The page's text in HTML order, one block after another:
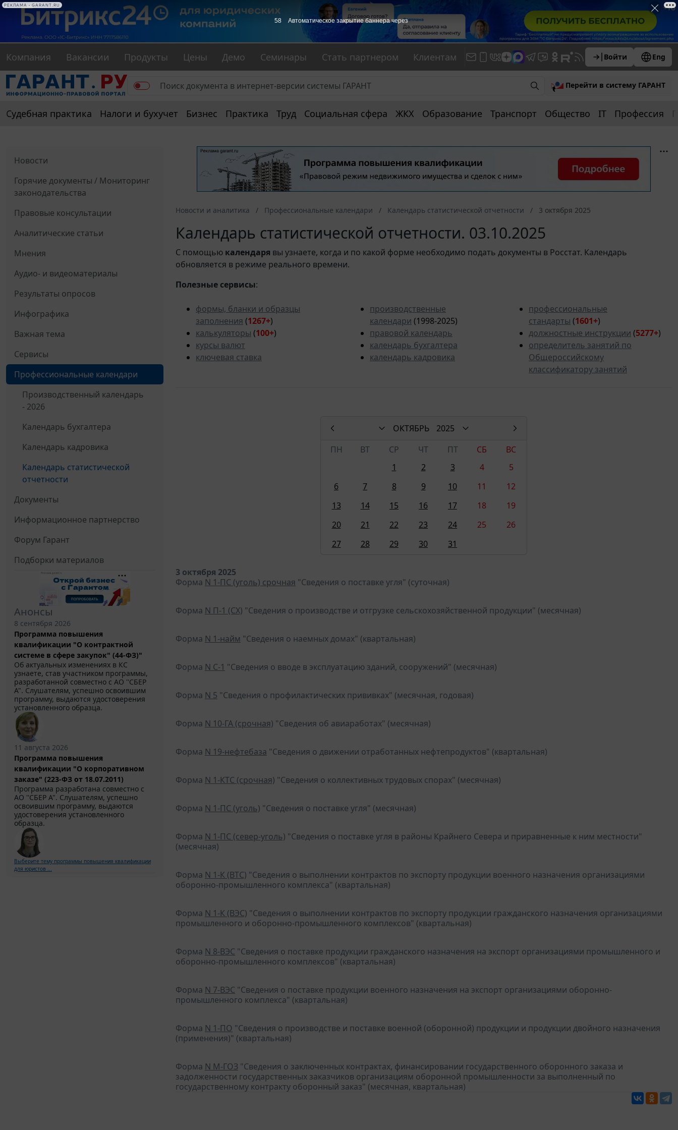
Компания Вакансии Продукты Цены Демо Семинары Стать партнером Клиентам Войти Eng
Перейти в систему ГАРАНТ
Судебная практика Налоги и бухучет Бизнес Практика Труд Социальная сфера ЖКХ Образование Транспорт Общество IT Профессия
Новости
Горячие документы / Мониторинг
законодательства
Правовые консультации
Аналитические статьи
Мнения
Аудио- и видеоматериалы
Результаты опросов
Инфографика
Важная тема
Сервисы
Профессиональные календари
Производственный календарь
- 2026
Календарь бухгалтера
Календарь кадровика
Календарь статистической
отчетности
Документы
Информационное партнерство
Форум Гарант
Подборки материалов
Анонсы
8 сентября 2026
Программа повышения
квалификации "О контрактной
системе в сфере закупок" (44-ФЗ)"
Об актуальных изменениях в КС
узнаете, став участником программы,
разработанной совместно с АО ''СБЕР
А". Слушателям, успешно освоившим
программу, выдаются удостоверения
установленного образца.
11 августа 2026
Программа повышения
квалификации "О корпоративном
заказе" (223-ФЗ от 18.07.2011)
Программа разработана совместно с
АО ''СБЕР А". Слушателям, успешно
освоившим программу, выдаются
удостоверения установленного
образца.
Выберите тему программы повышения квалификации
для юристов ...
Новости и аналитика Профессиональные календари Календарь статистической отчетности 3 октября 2025
Календарь статистической отчетности. 03.10.2025
С помощью календаря вы узнаете, когда и по какой форме необходимо подать документы в Росстат. Календарь
обновляется в режиме реального времени.
Полезные сервисы:
формы, бланки и образцы
заполнения (1267+)
калькуляторы (100+)
курсы валют
ключевая ставка
производственные
календари (1998-2025)
правовой календарь
календарь бухгалтера
календарь кадровика
профессиональные
стандарты (1601+)
должностные инструкции (5277+)
определитель занятий по
Общероссийскому
классификатору занятий
ОКТЯБРЬ
2025
ПН
ВТ СР ЧТ ПТ СБ
ВС
1
2 3 4
5
6
7 8 9 10 11
12
13
14 15 16 17 18
19
20
21 22 23 24 25
26
27
28 29 30 31
3 октября 2025
Форма N 1-ПС (уголь) срочная "Сведения о поставке угля" (суточная)
Форма N П-1 (СХ) "Сведения о производстве и отгрузке сельскохозяйственной продукции" (месячная)
Форма N 1-найм "Сведения о наемных домах" (квартальная)
Форма N С-1 "Сведения о вводе в эксплуатацию зданий, сооружений" (месячная)
Форма N 5 "Сведения о профилактических прививках" (месячная, годовая)
Форма N 10-ГА (срочная) "Сведения об авиаработах" (месячная)
Форма N 19-нефтебаза "Сведения о движении отработанных нефтепродуктов" (квартальная)
Форма N 1-КТС (срочная) "Сведения о коллективных трудовых спорах" (месячная)
Форма N 1-ПС (уголь) "Сведения о поставке угля" (месячная)
Форма N 1-ПС (север-уголь) "Сведения о поставке угля в районы Крайнего Севера и приравненные к ним местности"
(месячная)
Форма N 1-К (ВТС) "Сведения о выполнении контрактов по экспорту продукции военного назначения организациями
оборонно-промышленного комплекса" (квартальная)
Форма N 1-К (ВЭС) "Сведения о выполнении контрактов по экспорту продукции гражданского назначения организациями
промышленного и оборонно-промышленного комплексов" (квартальная)
Форма N 8-ВЭС "Сведения о поставке продукции гражданского назначения на экспорт организациями промышленного и
оборонно-промышленного комплексов" (квартальная)
Форма N 7-ВЭС "Сведения о поставке продукции военного назначения на экспорт организациями оборонно-
промышленного комплекса" (квартальная)
Форма N 1-ПО "Сведения о производстве и поставке военной (оборонной) продукции и продукции двойного назначения
(применения)" (квартальная)
Форма N М-ГОЗ "Сведения о заключенных контрактах, финансировании государственного оборонного заказа и
задолженности государственных заказчиков организациям оборонной промышленности за выполненный по
государственному контракту оборонный заказ" (месячная, квартальная)
57 Автоматическое закрытие баннера через
РЕКЛАМА • GARANT.RU